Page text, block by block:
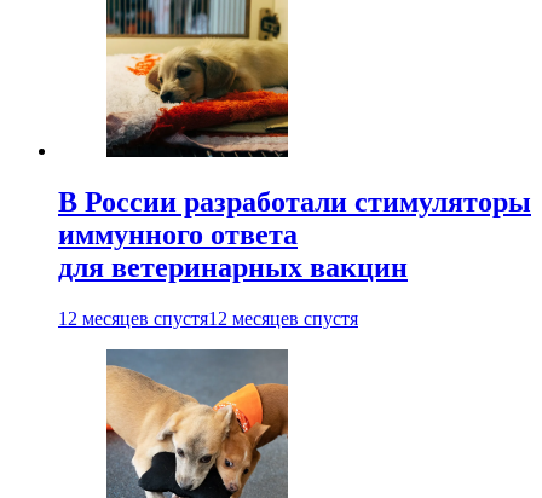
В России разработали стимуляторы
иммунного ответа
для ветеринарных вакцин
12 месяцев спустя12 месяцев спустя